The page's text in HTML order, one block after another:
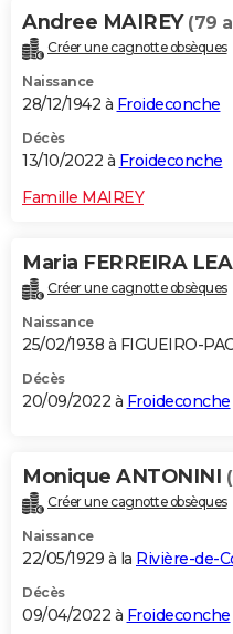
Andree MAIREY (79
Créer une cagnotte obsèques
Naissance
28/12/1942 à Froideconche
Décès
13/10/2022 à Froideconche
Famille MAIREY
Maria FERREIRA
Créer une cagnotte obsèques
Naissance
25/02/1938 à FIGUEIRO-
Décès
20/09/2022 à Froideconche
Monique ANTONINI
Créer une cagnotte obsèques
Naissance
22/05/1929 à la Rivière-de-
Décès
09/04/2022 à Froideconche